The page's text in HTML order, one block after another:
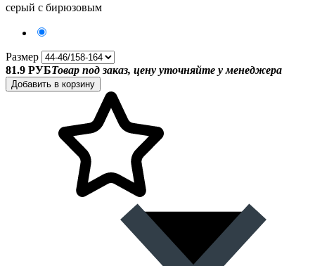
серый с бирюзовым
Размер
81.9 РУБТовар под заказ, цену уточняйте у менеджера
Добавить в корзину